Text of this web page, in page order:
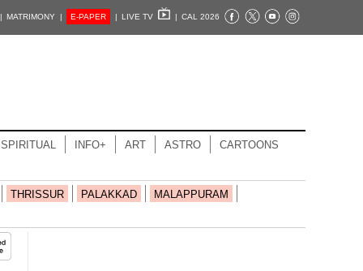
MATRIMONY | E-PAPER | LIVE TV | CAL 2026
SPIRITUAL INFO+ ART ASTRO CARTOONS
THRISSUR PALAKKAD MALAPPURAM